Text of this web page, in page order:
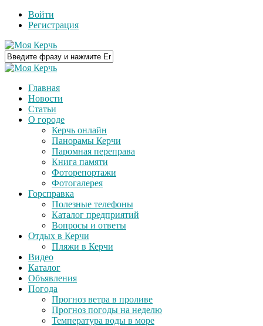
Войти
Регистрация
Главная
Новости
Статьи
О городе
Керчь онлайн
Панорамы Керчи
Паромная переправа
Книга памяти
Фоторепортажи
Фотогалерея
Горсправка
Полезные телефоны
Каталог предприятий
Вопросы и ответы
Отдых в Керчи
Пляжи в Керчи
Видео
Каталог
Объявления
Погода
Прогноз ветра в проливе
Прогноз погоды на неделю
Температура воды в море